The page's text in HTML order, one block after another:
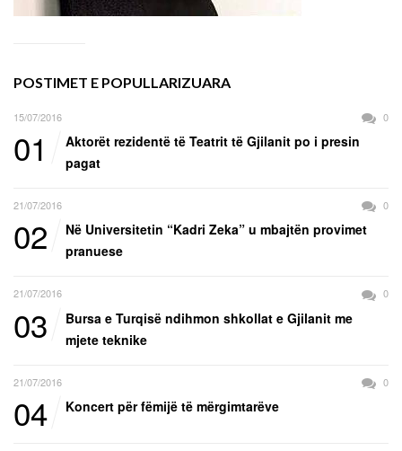
POSTIMET E POPULLARIZUARA
15/07/2016 0
01
Aktorët rezidentë të Teatrit të Gjilanit po i presin
pagat
21/07/2016 0
02
Në Universitetin “Kadri Zeka” u mbajtën provimet
pranuese
21/07/2016 0
03
Bursa e Turqisë ndihmon shkollat e Gjilanit me
mjete teknike
21/07/2016 0
04 Koncert për fëmijë të mërgimtarëve